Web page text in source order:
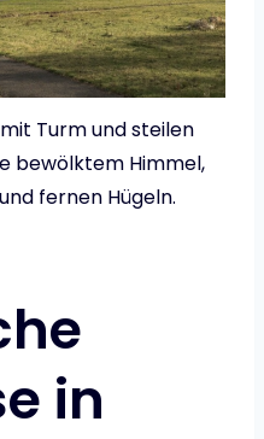
Turm und steilen
bewölktem Himmel,
fernen Hügeln.
in